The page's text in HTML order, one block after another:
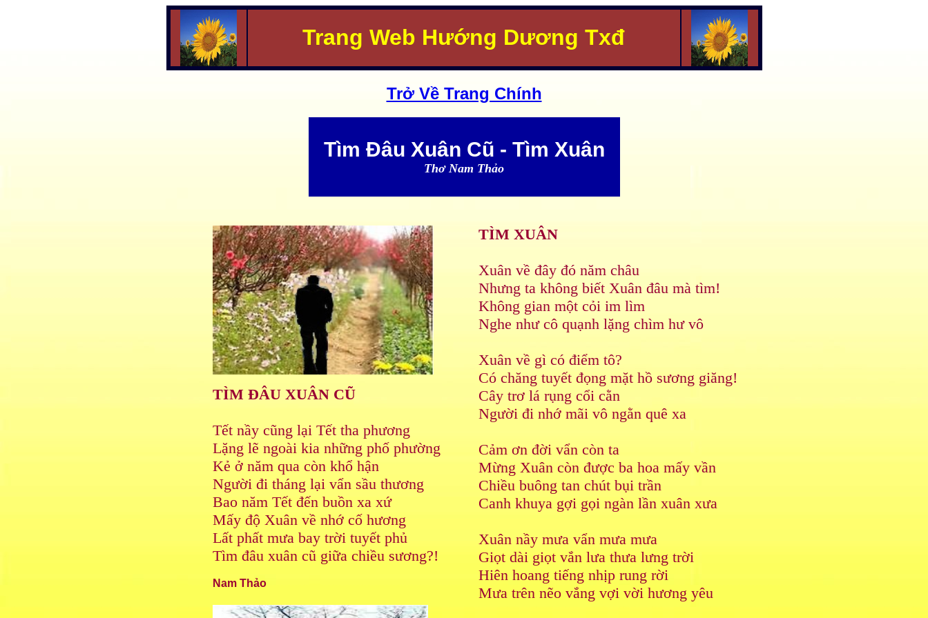
Trang Web Hướng Dương Txđ
Trở Về Trang Chính
Tìm Đâu Xuân Cũ - Tìm Xuân
Thơ Nam Thảo
TÌM ĐÂU XUÂN CŨ
Tết nầy cũng lại Tết tha phương
Lặng lẽ ngoài kia những phố phường
Kẻ ở năm qua còn khổ hận
Người đi tháng lại vẩn sầu thương
Bao năm Tết đến buồn xa xứ
Mấy độ Xuân về nhớ cố hương
Lất phất mưa bay trời tuyết phủ
Tìm đâu xuân cũ giữa chiều sương?!
Nam Thảo
TÌM XUÂN
Xuân về đây đó năm châu
Nhưng ta không biết Xuân đâu mà tìm!
Không gian một cỏi im lìm
Nghe như cô quạnh lặng chìm hư vô
Xuân về gì có điểm tô?
Có chăng tuyết đọng mặt hồ sương giăng!
Cây trơ lá rụng cổi cằn
Người đi nhớ mãi vô ngằn quê xa
Cảm ơn đời vẩn còn ta
Mừng Xuân còn được ba hoa mấy vần
Chiều buông tan chút bụi trần
Canh khuya gợi gọi ngàn lần xuân xưa
Xuân nầy mưa vẩn mưa mưa
Giọt dài giọt vắn lưa thưa lưng trời
Hiên hoang tiếng nhịp rung rời
Mưa trên nẽo vắng vợi vời hương yêu